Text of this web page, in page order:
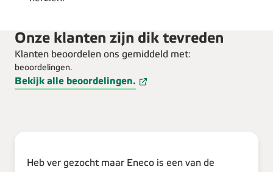
Onze klanten zijn dik tevreden
Klanten beoordelen ons gemiddeld met:
beoordelingen.
Bekijk alle beoordelingen.
Heb ver gezocht maar Eneco is een van de